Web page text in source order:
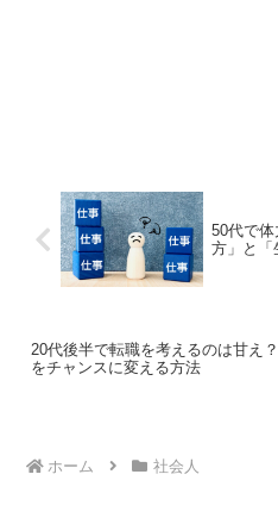
50代で
方」と「
20代後半で転職を考えるのは甘え
をチャンスに変える方法
ホーム 社会人